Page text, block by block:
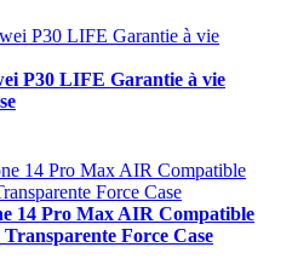
P30 LIFE Garantie à vie
14 Pro Max AIR Compatible
Force Case